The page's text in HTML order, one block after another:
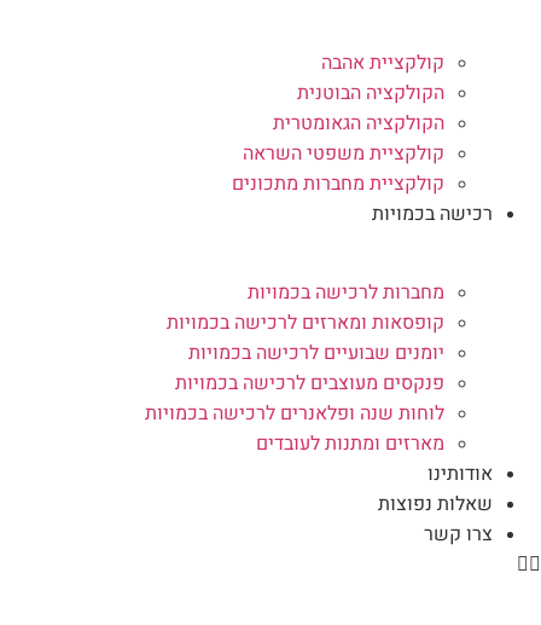
קולקציית אהבה
הקולקציה הבוטנית
הקולקציה הגאומטרית
קולקציית משפטי השראה
קולקציית מחברות מתכונים
רכישה בכמויות
מחברות לרכישה בכמויות
קופסאות ומארזים לרכישה בכמויות
יומנים שבועיים לרכישה בכמויות
פנקסים מעוצבים לרכישה בכמויות
לוחות שנה ופלאנרים לרכישה בכמויות
מארזים ומתנות לעובדים
אודותינו
שאלות נפוצות
צרו קשר